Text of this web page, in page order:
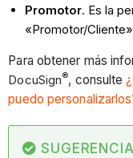
Promotor. Es la
«Promotor/
Para obtener más
DocuSign®, consulte
puedo